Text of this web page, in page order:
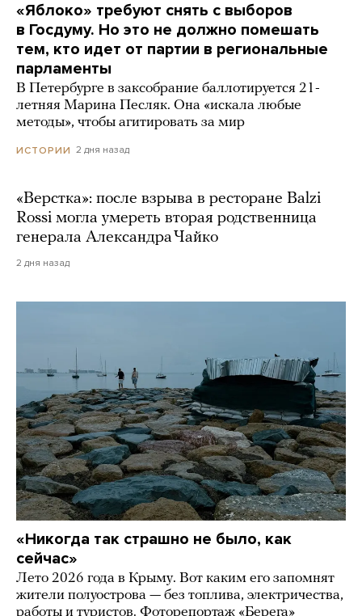
«Яблоко» требуют снять с выборов
в Госдуму. Но это не должно помешать
тем, кто идет от партии в региональные
парламенты
В Петербурге в заксобрание баллотируется 21-
летняя Марина Песляк. Она «искала любые
методы», чтобы агитировать за мир
ИСТОРИИ 2 дня назад
«Верстка»: после взрыва в ресторане Balzi
Rossi могла умереть вторая родственница
генерала Александра Чайко
2 дня назад
«Никогда так страшно не было, как
сейчас»
Лето 2026 года в Крыму. Вот каким его запомнят
жители полуострова — без топлива, электричества,
работы и туристов. Фоторепортаж «Берега»